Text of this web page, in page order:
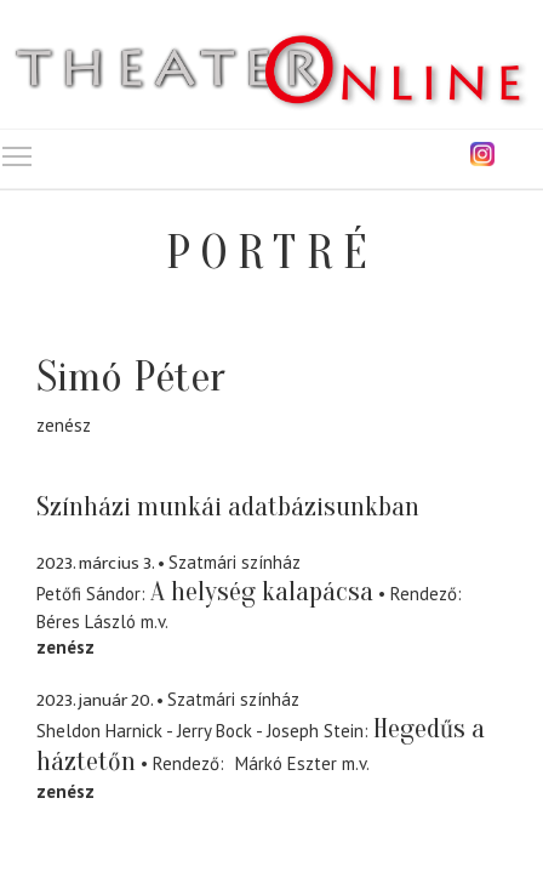
PORTRÉ
Simó Péter
zenész
Színházi munkái adatbázisunkban
2023. március 3.
Szatmári színház
Petőfi Sándor A helység kalapácsa
Rendező
Béres László m.v.
zenész
2023. január 20.
Szatmári színház
Sheldon Harnick - Jerry Bock - Joseph Stein Hegedűs a
háztetőn
Rendező Márkó Eszter m.v.
zenész